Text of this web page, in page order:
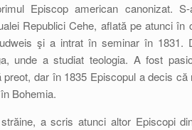
Episcop american canonizat.
Republici Cehe, aflată pe atunci în
şi a intrat în seminar în 1831.
unde a studiat teologia. A fost
dar în 1835 Episcopul a decis
Bohemia.
a scris atunci altor Episcopi